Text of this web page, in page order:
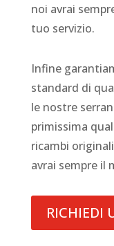
noi avrai
tuo servizio.
Infine
standard di
le nostre
primissima
ricambi
avrai sempre il
RICHIEDI